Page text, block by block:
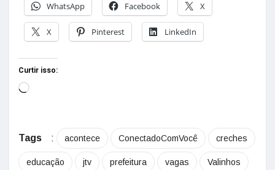
WhatsApp
Facebook X
X Pinterest LinkedIn
Curtir isso:
Tags : acontece ConectadoComVocê creches
educação jtv prefeitura vagas Valinhos